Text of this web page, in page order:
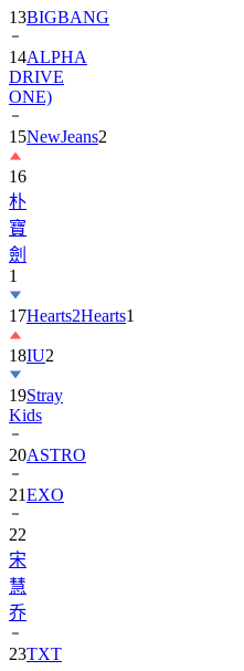
13BIGBANG
14ALPHA
DRIVE
ONE)
15NewJeans2
16
朴
寶
劍
1
17Hearts2Hearts1
18IU2
19Stray
Kids
20ASTRO
21EXO
22
宋
慧
乔
23TXT